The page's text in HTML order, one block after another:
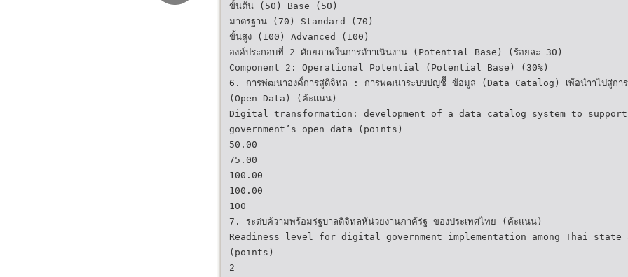
ขั้นต้น (50) Base (50)
มาตรฐาน (70) Standard (70)
ขั้นสูง (100) Advanced (100)
องค์ประกอบที่ 2 ศักยภาพในการดําาเนินงาน (Potential Base) (ร้อยละ 30)
Component 2: Operational Potential (Potential Base) (30%)
6. การพ่ฒนาองค้์การสู่ดิจิท่ล : การพ่ฒนาระบบบ่ญชีี ข้อมูล (Data Catalog) เพ้อนําาไปสู่การ
(Open Data) (ค้ะแนน)
Digital transformation: development of a data catalog system to
government’s open data (points)
50.00
75.00
100.00
100.00
100
7. ระด่บค้วามพร้อมร่ฐบาลดิจิท่ลห้น่วยงานภาค้ร่ฐ ของประเทศไทย (ค้ะแนน)
Readiness level for digital government implementation among Thai state
(points)
2